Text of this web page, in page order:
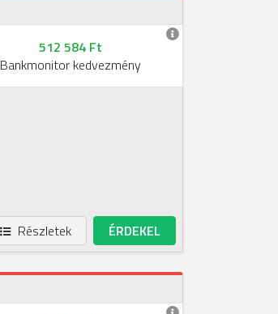
512 584 Ft
Bankmonitor kedvezmény
Részletek ÉRDEKEL